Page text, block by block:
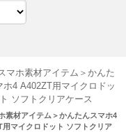
素材アイテム＞かんたんスマホ4
用マイクロドット ソフトクリア